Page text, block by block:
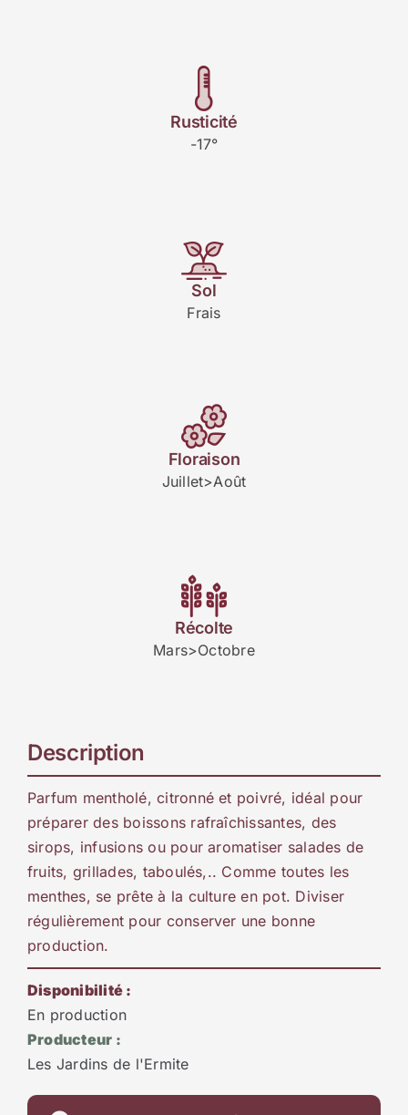
Rusticité
-17°
Sol
Frais
Floraison
Juillet>Août
Récolte
Mars>Octobre
Description
Parfum mentholé, citronné et poivré, idéal pour
préparer des boissons rafraîchissantes, des
sirops, infusions ou pour aromatiser salades de
fruits, grillades, taboulés,.. Comme toutes les
menthes, se prête à la culture en pot. Diviser
régulièrement pour conserver une bonne
production.
Disponibilité :
En production
Producteur :
Les Jardins de l'Ermite